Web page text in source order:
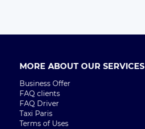
MORE ABOUT OUR SERVICES
Business Offer
FAQ clients
FAQ Driver
Taxi Paris
Terms of Uses